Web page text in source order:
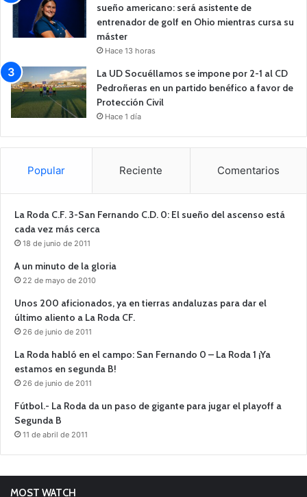
sueño americano: será asistente de
entrenador de golf en Ohio mientras cursa su
máster
Hace 13 horas
La UD Socuéllamos se impone por 2-1 al CD
Pedroñeras en un partido benéfico a favor de
Protección Civil
Hace 1 día
Popular Reciente Comentarios
La Roda C.F. 3-San Fernando C.D. 0: El sueño del ascenso está
cada vez más cerca
18 de junio de 2011
A un minuto de la gloria
22 de mayo de 2010
Unos 200 aficionados, ya en tierras andaluzas para dar el
último aliento a La Roda CF.
26 de junio de 2011
La Roda habló en el campo: San Fernando 0 – La Roda 1 ¡Ya
estamos en segunda B!
26 de junio de 2011
Fútbol.- La Roda da un paso de gigante para jugar el playoff a
Segunda B
11 de abril de 2011
MOST WATCH